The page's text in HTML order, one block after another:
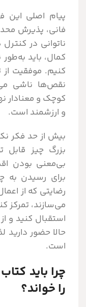
پیام اصلی این
فانی، پذیرش
ناتوانی در
کمال، باید
کنیم. موفقیت
نقص‌ها ناشی
کوچک و معنادار
و ارزشمند است.
بیش از حد فکر
بزرگ چیز قابل
بی‌معنی بودن
برای رسیدن به
رضایتی که از
می‌سازند، تمرکز
استقبال کنید و
حالا حضور دارید
است.
چرا باید
را خواند؟